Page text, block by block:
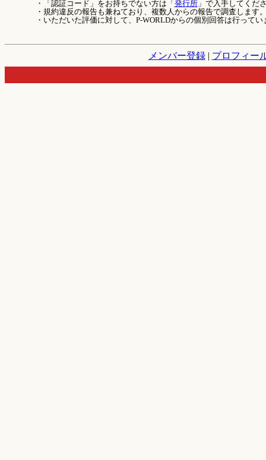
・「認証コード」をお持ちでない方は「 発行所」で入手してくだ
・規約違反の報告も兼ねており、複数人からの報告で調査します
・いただいた評価に対して、P-WORLDからの個別回答は行ってい
メンバー登録| プロフィー